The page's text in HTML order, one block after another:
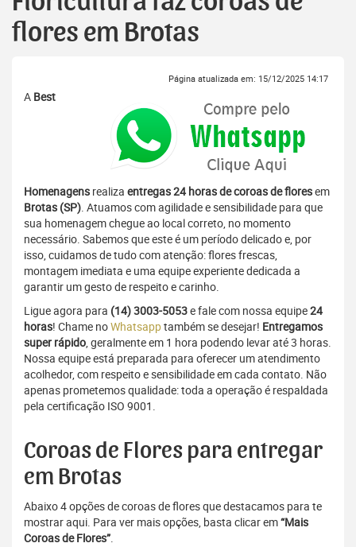
flores em Brotas
Página atualizada em: 15/12/2025 14:17
A Best
Homenagens realiza entregas 24 horas de coroas de floresem
Brotas (SP). Atuamos com agilidade e sensibilidade para que
sua homenagem chegue ao local correto, no momento
necessário. Sabemos que este é um período delicado e, por
isso, cuidamos de tudo com atenção: flores frescas,
montagem imediata e uma equipe experiente dedicada a
garantir um gesto de respeito e carinho.
Ligue agora para (14) 3003-5053e fale com nossa equipe24
horas! Chame noWhatsapptambém se desejar! Entregamos
super rápido, geralmente em 1 hora podendo levar até 3 horas.
Nossa equipe está preparada para oferecer um atendimento
acolhedor, com respeito e sensibilidade em cada contato. Não
apenas prometemos qualidade: toda a operação é respaldada
pela certificação ISO 9001.
Coroas de Flores para entregar
em Brotas
Abaixo 4 opções de coroas de flores que destacamos para te
mostrar aqui. Para ver mais opções, basta clicar em“Mais
Coroas de Flores”.